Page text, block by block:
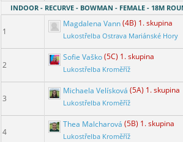
INDOOR - RECURVE - BOWMAN - FEMALE - 18M
1
Magdalena Vann(4B) 1. skupina
Lukostřelba Ostrava Mariánské Hory
2
Sofie Vaško(5C) 1. skupina
Lukostřelba Kroměříž
3
Michaela Velísková (5A) 1. skupina
Lukostřelba Kroměříž
4
Thea Malcharová (5B) 1. skupina
Lukostřelba Kroměříž